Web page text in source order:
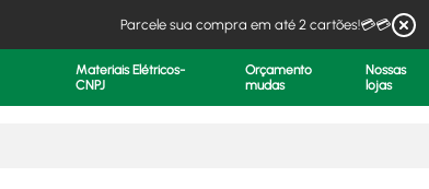
Parcele sua compra em até 2 cartões!💳💳
Materiais Elétricos-
CNPJ
Orçamento
mudas
Nossas
lojas